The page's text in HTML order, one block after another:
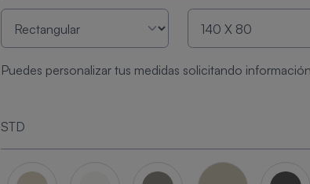
Puedes personalizar tus medidas solicitando
STD